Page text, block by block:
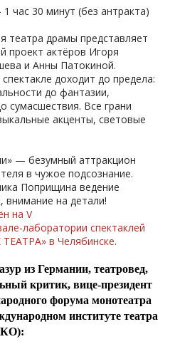
1 час 30 минут (без антракта)
театра драмы представляет
проект актёров Игоря
и Анны Патокиной.
доходит до предела:
до фантазии,
сумасшествия. Все грани
акценты, световые
— безумный аттракцион
в чужое подсознание.
Поприщина ведение
внимание на детали!
на V
лаборатории спектаклей
в Челябинске.
из Германии, театровед,
критик, вице-президент
форума монотеатра
институте театра